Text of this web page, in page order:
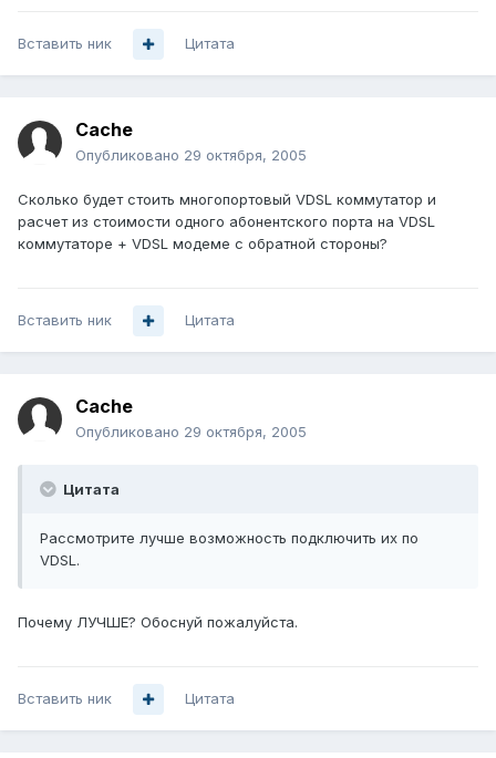
Вставить ник Цитата
Cache
Опубликовано 29 октября, 2005
Сколько будет стоить многопортовый VDSL коммутатор и
расчет из стоимости одного абонентского порта на VDSL
коммутаторе + VDSL модеме с обратной стороны?
Вставить ник Цитата
Cache
Опубликовано 29 октября, 2005
Цитата
Рассмотрите лучше возможность подключить их по
VDSL.
Почему ЛУЧШЕ? Обоснуй пожалуйста.
Вставить ник Цитата